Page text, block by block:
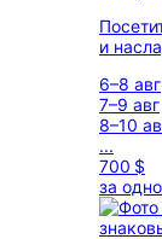
и
6–8 авг
7–9 авг
8–10
...
700 $
за